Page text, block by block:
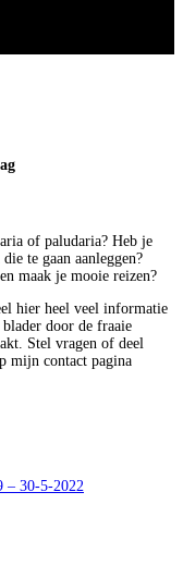
of paludaria? Heb je
te gaan aanleggen?
maak je mooie reizen?
hier heel veel informatie
door de fraaie
Stel vragen of deel
mijn contact pagina
– 30-5-2022